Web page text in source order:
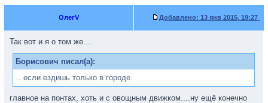
ОлегV Добавлено: 13 янв 2015, 19:27
Так вот и я о том же....
Борисович писал(а):
...если ездишь только в городе.
главное на понтах, хоть и с овощным движком....ну ещё конечно